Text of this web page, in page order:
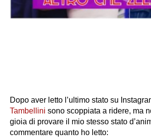
Dopo aver letto l’ultimo stato su
Tambellini sono scoppiata a ridere, ma
gioia di provare il mio stesso stato
commentare quanto ho letto: